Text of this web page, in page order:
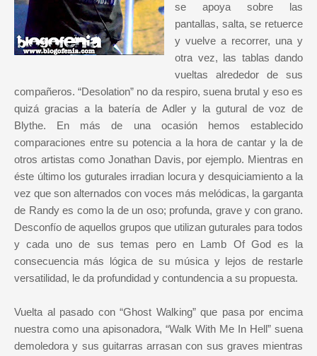
se apoya sobre las
pantallas, salta, se retuerce
y vuelve a recorrer, una y
otra vez, las tablas dando
vueltas alrededor de sus
compañeros. “Desolation” no da respiro, suena brutal y eso es
quizá gracias a la batería de Adler y la gutural de voz de
Blythe. En más de una ocasión hemos establecido
comparaciones entre su potencia a la hora de cantar y la de
otros artistas como Jonathan Davis, por ejemplo. Mientras en
éste último los guturales irradian locura y desquiciamiento a la
vez que son alternados con voces más melódicas, la garganta
de Randy es como la de un oso; profunda, grave y con grano.
Desconfío de aquellos grupos que utilizan guturales para todos
y cada uno de sus temas pero en Lamb Of God es la
consecuencia más lógica de su música y lejos de restarle
versatilidad, le da profundidad y contundencia a su propuesta.
Vuelta al pasado con “Ghost Walking” que pasa por encima
nuestra como una apisonadora, “Walk With Me In Hell” suena
demoledora y sus guitarras arrasan con sus graves mientras